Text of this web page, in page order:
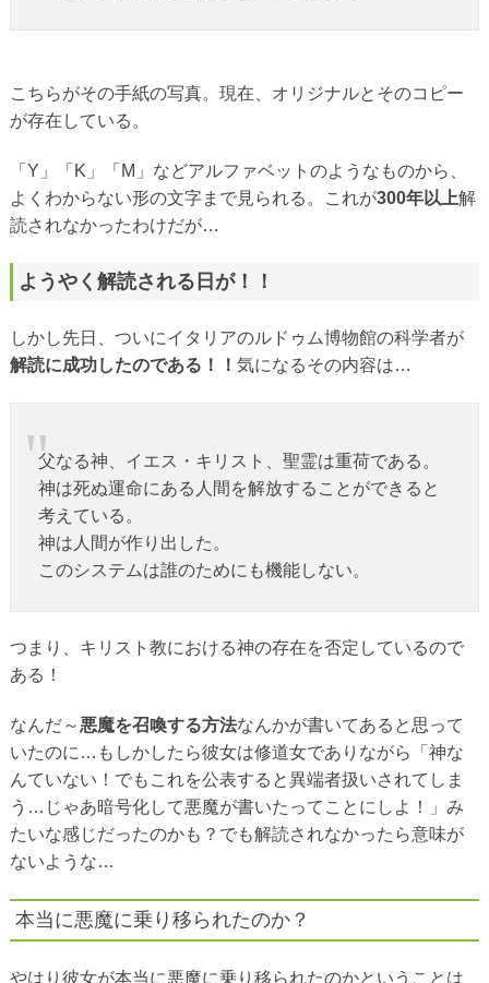
こちらがその手紙の写真。現在、オリジナルとそのコピー
が存在している。
「Y」「K」「M」などアルファベットのようなものから、
よくわからない形の文字まで見られる。これが300年以上解
読されなかったわけだが…
ようやく解読される日が！！
しかし先日、ついにイタリアのルドゥム博物館の科学者が
解読に成功したのである！！ 気になるその内容は…
父なる神、イエス・キリスト、聖霊は重荷である。
神は死ぬ運命にある人間を解放することができると
考えている。
神は人間が作り出した。
このシステムは誰のためにも機能しない。
つまり、キリスト教における神の存在を否定しているので
ある！
なんだ～ 悪魔を召喚する方法なんかが書いてあると思って
いたのに…もしかしたら彼女は修道女でありながら「神な
んていない！でもこれを公表すると異端者扱いされてしま
う…じゃあ暗号化して悪魔が書いたってことにしよ！」み
たいな感じだったのかも？でも解読されなかったら意味が
ないような…
本当に悪魔に乗り移られたのか？
やはり彼女が本当に悪魔に乗り移られたのかということは